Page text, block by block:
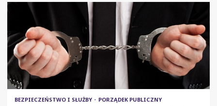
BEZPIECZEŃSTWO I SŁUŻBY PORZĄDEK PUBLICZNY